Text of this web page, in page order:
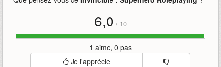
6,0 / 10
1 aime, 0 pas
Je l'apprécie